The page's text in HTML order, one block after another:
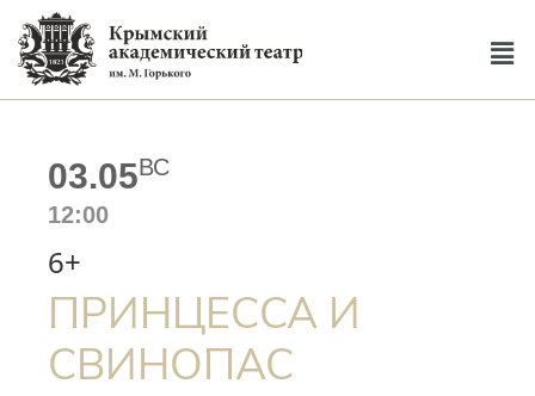
03.05ВС
12:00
6+
ПРИНЦЕССА И
СВИНОПАС